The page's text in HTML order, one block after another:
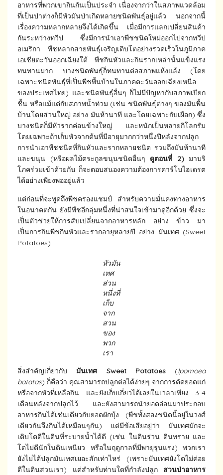
อาหารที่พวกเขากินกันเป็นประจำ เนื่องจากว่าในสภาพแวดล้อม
ที่เป็นป่าต่างก็มีหัวมันป่าเกิดหลายชนิดพันธุ์อยู่แล้ว นอกจากนี้
เรื่องความหลากหลายจึงได้เกิดขึ้น เมื่อมีการแลกเปลี่ยนสินค้า
กันระหว่างทวีป ซึ่งมีการนำเอาพืชชนิดใหม่ออกไปจากทวีป
อเมริกา พืชหลากสายพันธุ์เจริญเติบโตอย่างรวดเร็วในภูมิภาค
เอเชียตะวันออกเฉียงใต้ พืชกินหัวและกินรากเหล่านั้นแข็งแรง
ทนทานมาก บางชนิดพันธุ์ก็ทนทานต่อสภาพแห้งแล้ง (โดย
เฉพาะชนิดพันธุ์ที่เป็นพืชพื้นบ้านในภาคตะวันออกเฉียงเหนือ
ของประเทศไทย) และชนิดพันธุ์อื่นๆ ก็ไม่มีปัญหากับสภาพเปียก
ชื้น หรือแม้แต่กับสภาพน้ำท่วม (เช่น ชนิดพันธุ์ต่างๆ ของมันพื้น
บ้านโดยส่วนใหญ่ อย่าง มันห้านาที และโดยเฉพาะกับเผือก) ซึ่ง
บางชนิดก็มีหัวรากค่อนข้างใหญ่ และหนักเป็นหลายกิโลกรัม
โดยเฉพาะถ้าเก็บหัวจากต้นที่มีอายุมากกว่าหนึ่งปีหลังจากปลูก
การนำเอาพืชชนิดที่กินหัวและรากหลายชนิด รวมถึงมันห้านาที
และขนุน (หรือผลไม้ตระกูลขนุนชนิดอื่นๆ ดูตอนที่ 2)มาบริ
โภคร่วมเข้าด้วยกัน ก็จะตอบสนองความต้องการคาร์โบไฮเดรต
ได้อย่างเพียงพออยู่แล้ว
แต่ก่อนที่จะพูดถึงพืชครองแชมป์ สำหรับความมั่นคงทางอาหาร
ในอนาคตกัน ยังมีพืชอีกลุ่มหนึ่งที่น่าสนใจเข้ามาดูอีกด้วย ซึ่งจะ
เป็นตัวช่วยให้การสับเปลี่ยนจากอาหารหลัก อย่าง ข้าว มา
เป็นการกินพืชกินหัวและรากอายุหลายปี อย่าง มันเทศ (Sweet
Potatoes)
หัวมัน
เทศ
ส่วน
หนึ่งที่
เก็บ
จาก
สวน
ของ
พวก
เรา
สิ่งสำคัญเกี่ยวกับ มันเทศ Sweet Potatoes(Ipomoea
batatas) ก็คือว่า คุณสามารถปลูกต่อได้ง่ายๆ จากการตัดยอดแก่
หรือจากหัวที่เหลือกิน และยังเก็บเกี่ยวได้เลยในเวลาเพียง 3-4
เดือนหลังจากปลูกไว้ และยังสามารถนำยอดอ่อนมาประกอบ
อาหารกินได้เช่นเดียวกับยอดผักบุ้ง (พืชทั้งสองชนิดนี้อยู่ในวงศ์
เดียวกันจึงกินได้เหมือนๆกัน) แต่มีข้อเสียอยู่ว่า มันเทศมักจะ
เติบโตดีในดินที่ระบายน้ำได้ดี (เช่น ในดินร่วน ดินทราย และ
โตไม่ดีนักในดินเหนียว หรือในฤดูกาลที่มีพายุรุนแรง) พวกเรา
ยังไม่ได้ปลูกมันเทศเยอะสักเท่าไหร่ (เพราะมันเทศยังโตไม่ค่อย
ดีในดินสวนเรา) แต่สำหรับท่านใดที่กำลังปลูก สวนป่าอาหาร